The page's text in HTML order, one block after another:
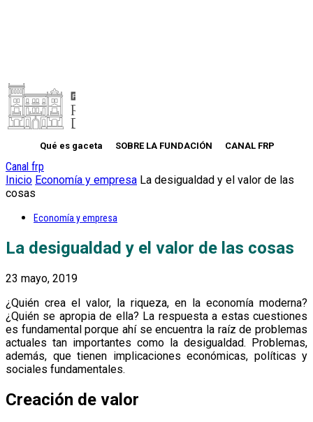
Qué es gaceta SOBRE LA FUNDACIÓN CANAL FRP
Canal frp
Inicio Economía y empresa La desigualdad y el valor de las
cosas
Economía y empresa
La desigualdad y el valor de las cosas
23 mayo, 2019
¿Quién crea el valor, la riqueza, en la economía moderna?
¿Quién se apropia de ella? La respuesta a estas cuestiones
es fundamental porque ahí se encuentra la raíz de problemas
actuales tan importantes como la desigualdad. Problemas,
además, que tienen implicaciones económicas, políticas y
sociales fundamentales.
Creación de valor